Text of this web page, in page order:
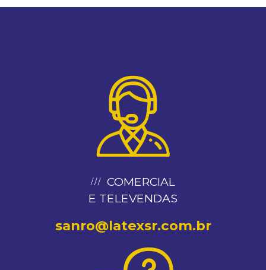
COMERCIAL
E TELEVENDAS
sanro@latexsr.com.br